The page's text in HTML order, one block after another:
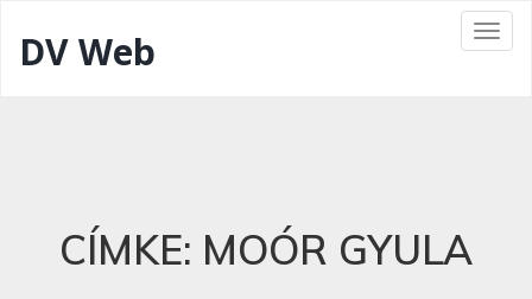
DV Web
CÍMKE: MOÓR GYULA